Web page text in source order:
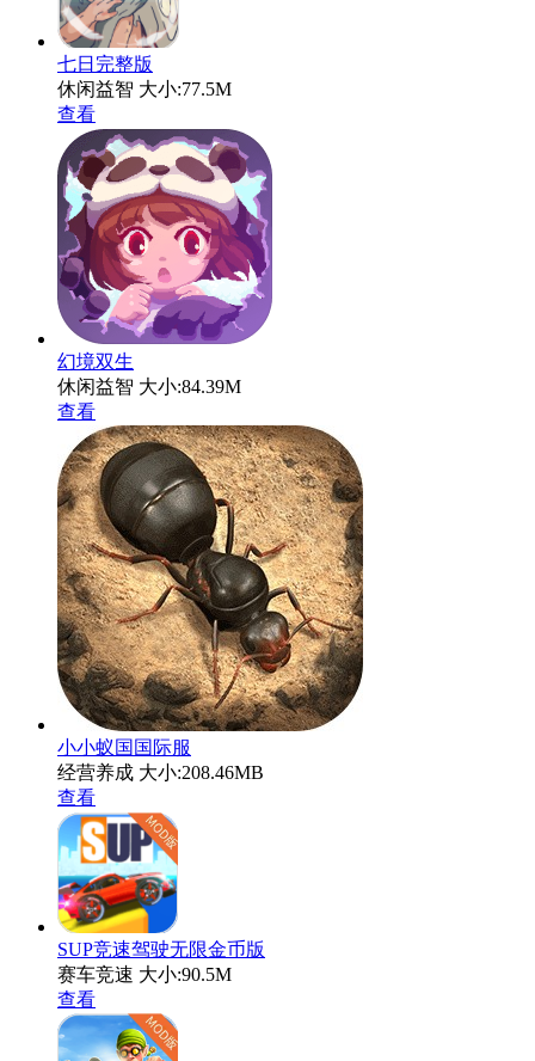
七日完整版
休闲益智 大小:77.5M
查看
幻境双生
休闲益智 大小:84.39M
查看
小小蚁国国际服
经营养成 大小:208.46MB
查看
SUP竞速驾驶无限金币版
赛车竞速 大小:90.5M
查看